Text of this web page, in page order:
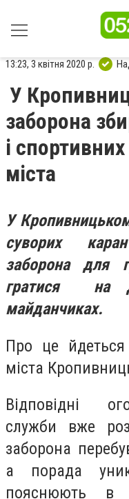
13:23, 3 квітня 2020 р.
У
заборона
і
міста
У
суворих
заборона для
гратися на
майданчиках.
Про це
міста
Відповідні
служби вже
заборона
а порада
пояснюють в